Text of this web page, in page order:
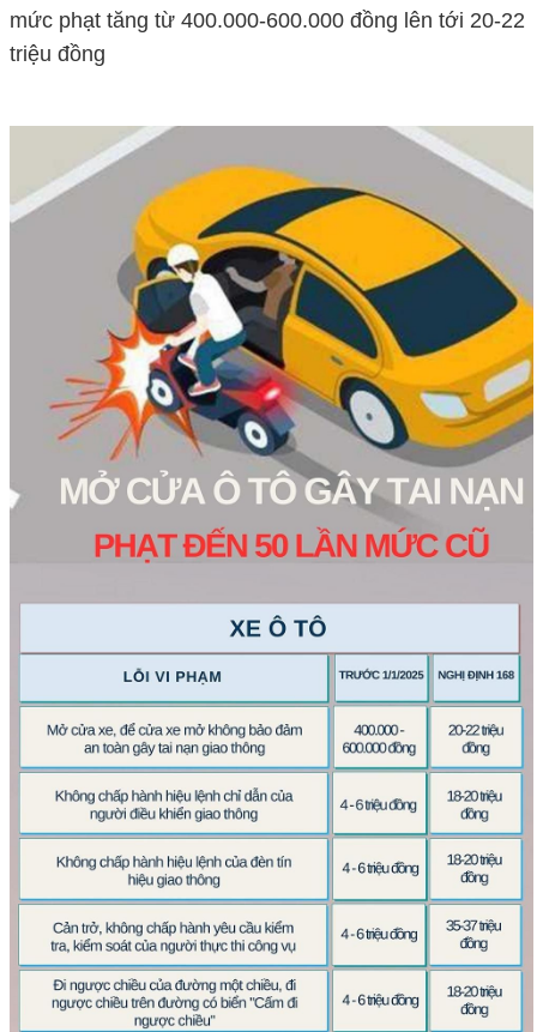
mức phạt tăng từ 400.000-600.000 đồng lên tới 20-22
triệu đồng